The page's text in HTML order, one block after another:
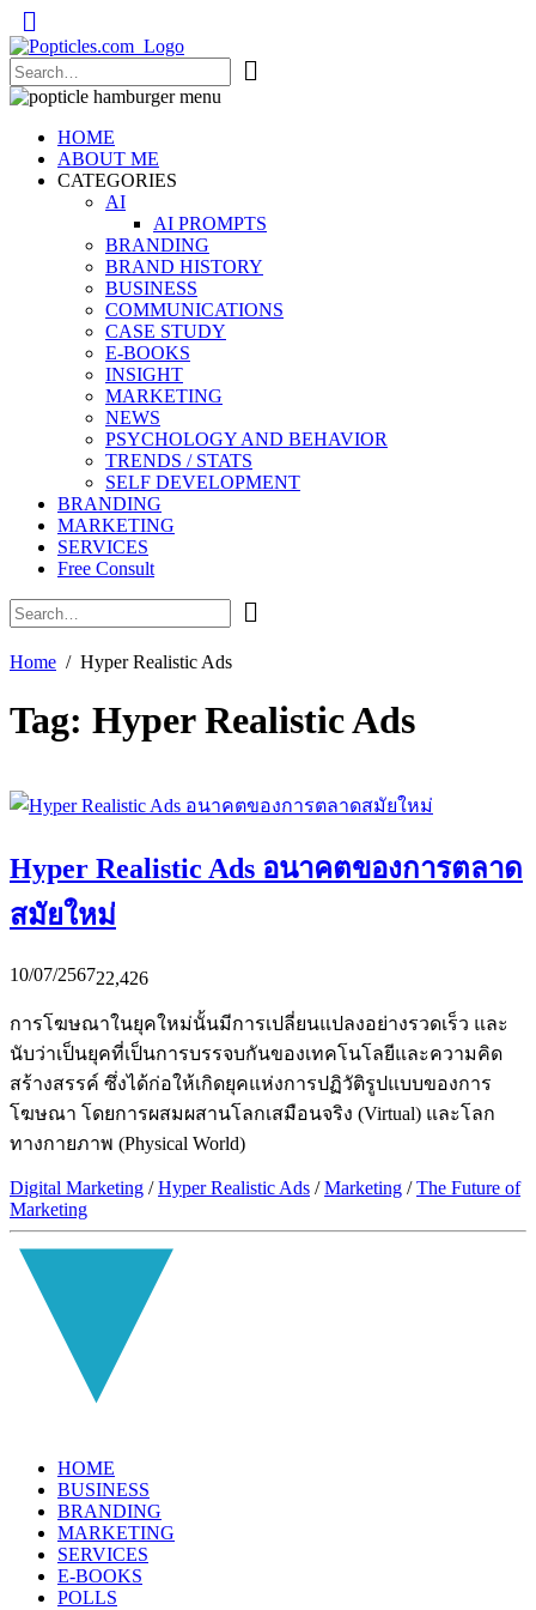
Popticles.com
HOME
ABOUT ME
CATEGORIES
AI
AI PROMPTS
BRANDING
BRAND HISTORY
BUSINESS
COMMUNICATIONS
CASE STUDY
E-BOOKS
INSIGHT
MARKETING
NEWS
PSYCHOLOGY AND BEHAVIOR
TRENDS / STATS
SELF DEVELOPMENT
BRANDING
MARKETING
SERVICES
Free Consult
Home Hyper Realistic Ads
Tag: Hyper Realistic Ads
Hyper Realistic Ads อนาคตของการตลาด
สมัยใหม่
10/07/256722,426
การโฆษณาในยุคใหม่นั้นมีการเปลี่ยนแปลงอย่างรวดเร็ว และ
นับว่าเป็นยุคที่เป็นการบรรจบกันของเทคโนโลยีและความคิด
สร้างสรรค์ ซึ่งได้ก่อให้เกิดยุคแห่งการปฏิวัติรูปแบบของการ
โฆษณา โดยการผสมผสานโลกเสมือนจริง (Virtual) และโลก
ทางกายภาพ (Physical World)
Digital Marketing /Hyper Realistic Ads /Marketing /The Future of
Marketing
HOME
BUSINESS
BRANDING
MARKETING
SERVICES
E-BOOKS
POLLS